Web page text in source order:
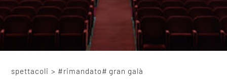
spettacoli > #rimandato# gran galà